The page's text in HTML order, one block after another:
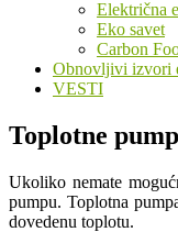
Električna
Eko savet
Carbon
Obnovljivi izvori
VESTI
Toplotne
Ukoliko nemate
pumpu. Toplotna
dovedenu toplotu.